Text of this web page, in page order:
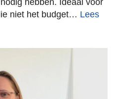
niet het budget… Lees